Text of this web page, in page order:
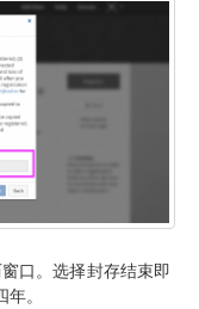
口。选择封存结束即
。